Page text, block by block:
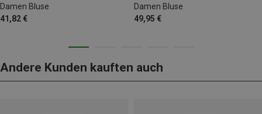
Damen Bluse
41,82 €
Damen Bluse
49,95 €
Andere Kunden kauften auch